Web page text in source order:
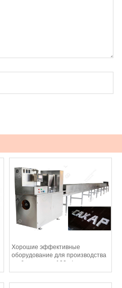
Хорошие эффективные
оборудование для производства
грубого сахара 100кг/ч